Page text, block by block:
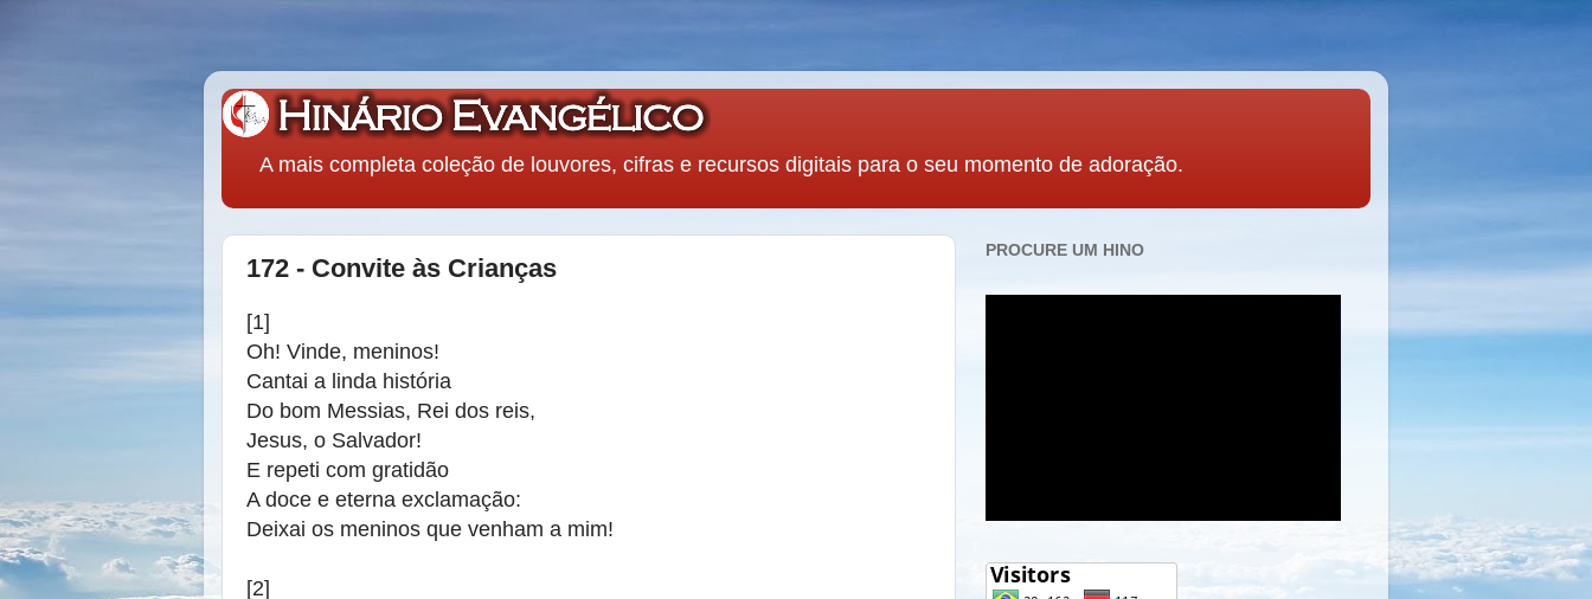
A mais completa coleção de louvores, cifras e recursos digitais para o seu momento de adoração.
172 - Convite às Crianças
[1]
Oh! Vinde, meninos!
Cantai a linda história
Do bom Messias, Rei dos reis,
Jesus, o Salvador!
E repeti com gratidão
A doce e eterna exclamação:
Deixai os meninos que venham a mim!
[2]
PROCURE UM HINO